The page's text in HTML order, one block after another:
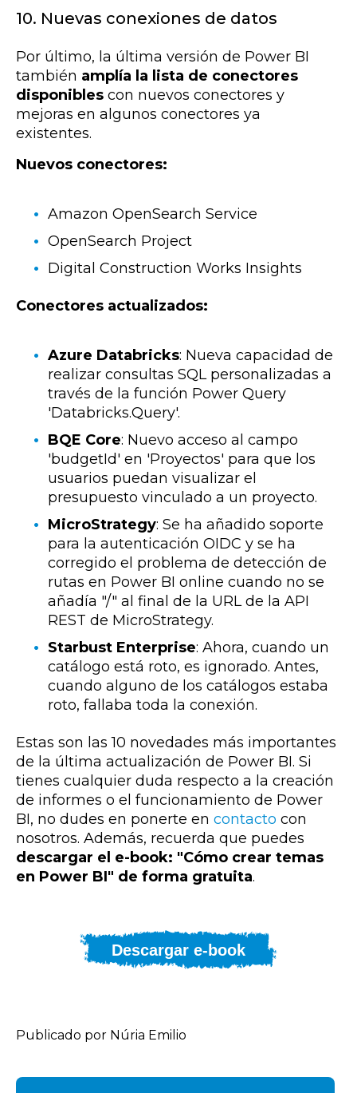
10. Nuevas conexiones de datos
Por último, la última versión de Power BI
también amplía la lista de conectores
disponibles con nuevos conectores y
mejoras en algunos conectores ya
existentes.
Nuevos conectores:
Amazon OpenSearch Service
OpenSearch Project
Digital Construction Works Insights
Conectores actualizados:
Azure Databricks: Nueva capacidad de
realizar consultas SQL personalizadas a
través de la función Power Query
'Databricks.Query'.
BQE Core: Nuevo acceso al campo
'budgetId' en 'Proyectos' para que los
usuarios puedan visualizar el
presupuesto vinculado a un proyecto.
MicroStrategy: Se ha añadido soporte
para la autenticación OIDC y se ha
corregido el problema de detección de
rutas en Power BI online cuando no se
añadía "/" al final de la URL de la API
REST de MicroStrategy.
Starbust Enterprise: Ahora, cuando un
catálogo está roto, es ignorado. Antes,
cuando alguno de los catálogos estaba
roto, fallaba toda la conexión.
Estas son las 10 novedades más importantes
de la última actualización de Power BI. Si
tienes cualquier duda respecto a la creación
de informes o el funcionamiento de Power
BI, no dudes en ponerte en contacto con
nosotros. Además, recuerda que puedes
descargar el e-book: "Cómo crear temas
en Power BI" de forma gratuita.
Descargar e-book
Publicado por Núria Emilio